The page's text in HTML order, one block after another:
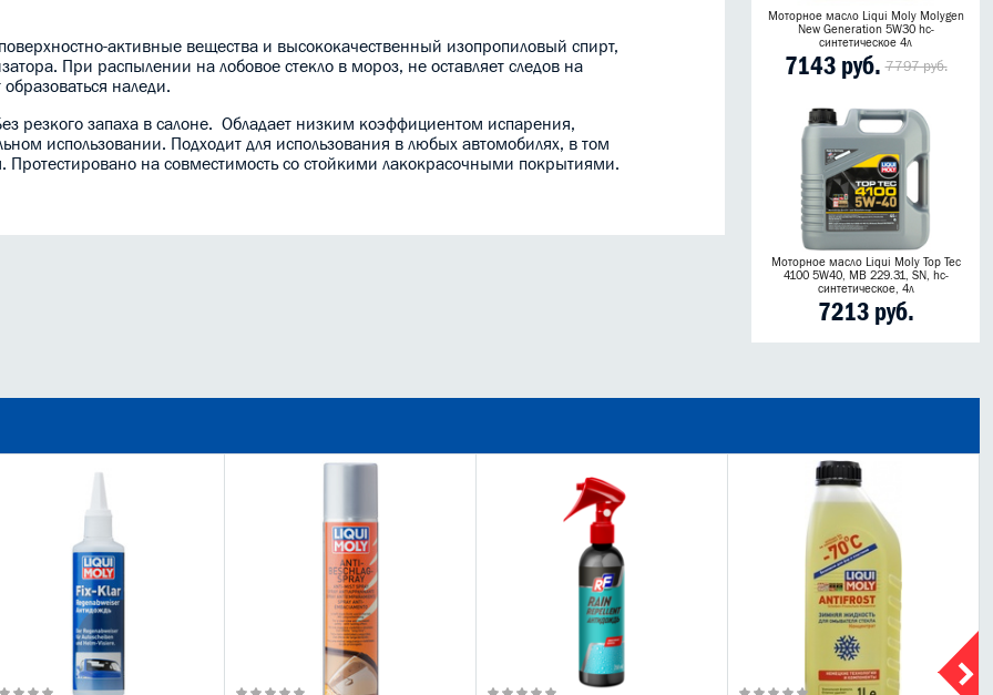
активные вещества и высококачественный изопропиловый спирт,
При распылении на лобовое стекло в мороз, не оставляет следов на
наледи.
резкого запаха в салоне. Обладает низким коэффициентом испарения,
использовании. Подходит для использования в любых автомобилях, в том
Протестировано на совместимость со стойкими лакокрасочными покрытиями.
Моторное масло Liqui Moly Molygen
New Generation 5W30 hc-
синтетическое 4л
7143 руб. 7797 руб.
Моторное масло Liqui Moly Top Tec
4100 5W40, MB 229.31, SN, hc-
синтетическое, 4л
7213 руб.